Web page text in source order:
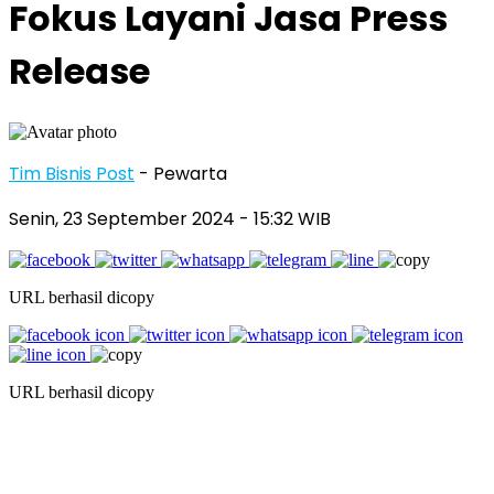
Fokus Layani Jasa Press
Release
Tim Bisnis Post - Pewarta
Senin, 23 September 2024 - 15:32 WIB
URL berhasil dicopy
URL berhasil dicopy